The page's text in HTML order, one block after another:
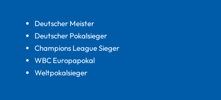
Deutscher Meister
Deutscher Pokalsieger
Champions League Sieger
WBC Europapokal
Weltpokalsieger